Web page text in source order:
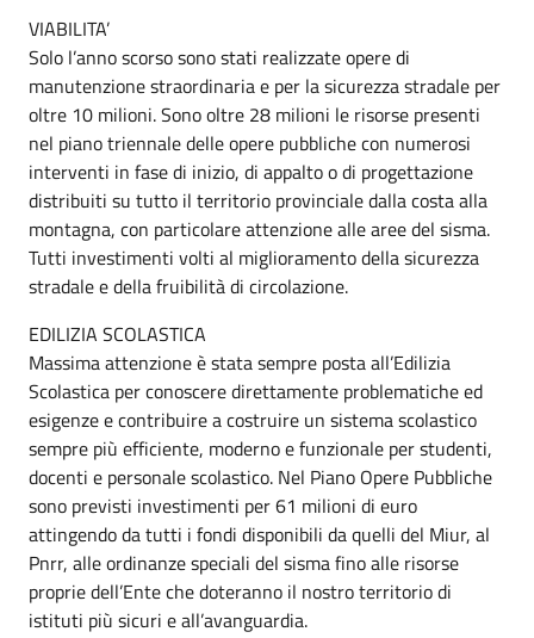
VIABILITA’
Solo l’anno scorso sono stati realizzate opere di
manutenzione straordinaria e per la sicurezza stradale per
oltre 10 milioni. Sono oltre 28 milioni le risorse presenti
nel piano triennale delle opere pubbliche con numerosi
interventi in fase di inizio, di appalto o di progettazione
distribuiti su tutto il territorio provinciale dalla costa alla
montagna, con particolare attenzione alle aree del sisma.
Tutti investimenti volti al miglioramento della sicurezza
stradale e della fruibilità di circolazione.
EDILIZIA SCOLASTICA
Massima attenzione è stata sempre posta all’Edilizia
Scolastica per conoscere direttamente problematiche ed
esigenze e contribuire a costruire un sistema scolastico
sempre più efficiente, moderno e funzionale per studenti,
docenti e personale scolastico. Nel Piano Opere Pubbliche
sono previsti investimenti per 61 milioni di euro
attingendo da tutti i fondi disponibili da quelli del Miur, al
Pnrr, alle ordinanze speciali del sisma fino alle risorse
proprie dell’Ente che doteranno il nostro territorio di
istituti più sicuri e all’avanguardia.